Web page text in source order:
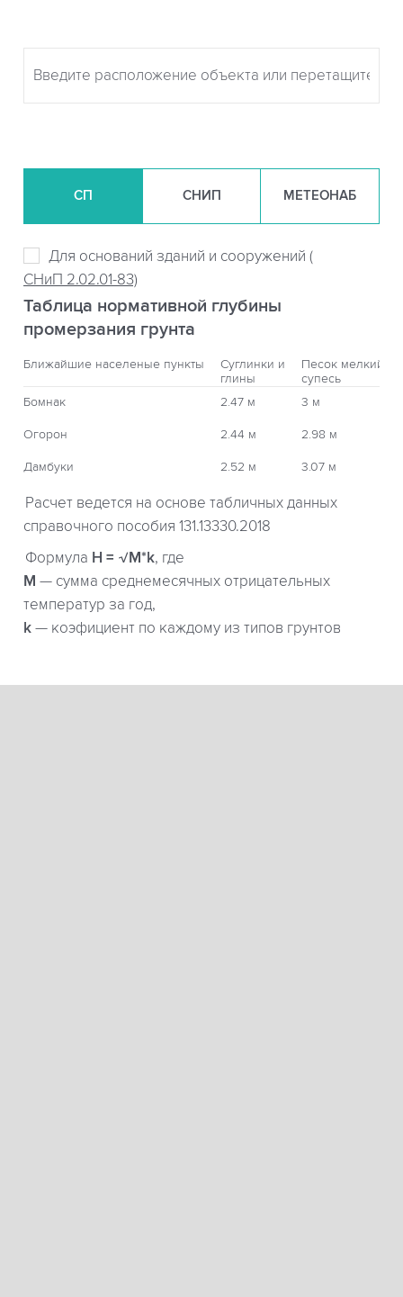
СП СНИП МЕТЕОНАБ
Для оснований зданий и сооружений (
СНиП 2.02.01-83)
Таблица нормативной глубины
промерзания грунта
Ближайшие населеные пункты
Суглинки и
глины
Песок мелкий,
супесь
Бомнак
2.47 м 3 м
Огорон 2.44 м 2.98 м
Дамбуки 2.52 м 3.07 м
Расчет ведется на основе табличных данных
справочного пособия 131.13330.2018
Формула H = √M*k, где
М — сумма среднемесячных отрицательных
температур за год,
k — коэфициент по каждому из типов грунтов